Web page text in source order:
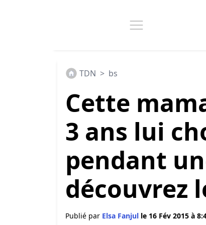
TDN > bs
Cette
3 ans lui
pendant
découvrez
Publié par Elsa Fanjul le 16 Fév 2015 à